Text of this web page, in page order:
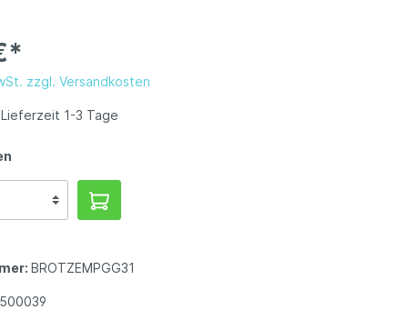
zzgl. Versandkosten
1-3 Tage
BROTZEMPGG31